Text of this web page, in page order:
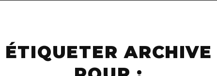
ÉTIQUETER ARCHIVE